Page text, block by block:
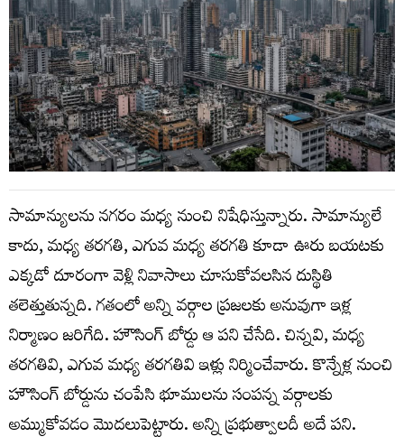
సామాన్యులను నగరం మధ్య నుంచి నిషేధిస్తున్నారు. సామాన్యులే
కాదు, మధ్య తరగతి, ఎగువ మధ్య తరగతి కూడా ఊరు బయటకు
ఎక్కడో దూరంగా వెళ్లి నివాసాలు చూసుకోవలసిన దుస్థితి
తలెత్తుతున్నది. గతంలో అన్ని వర్గాల ప్రజలకు అనువుగా ఇళ్ల
నిర్మాణం జరిగేది. హౌసింగ్ బోర్డు ఆ పని చేసేది. చిన్నవి, మధ్య
తరగతివి, ఎగువ మధ్య తరగతివి ఇళ్లు నిర్మించేవారు. కొన్నేళ్ల నుంచి
హౌసింగ్ బోర్డును చంపేసి భూములను సంపన్న వర్గాలకు
అమ్ముకోవడం మొదలుపెట్టారు. అన్ని ప్రభుత్వాలదీ అదే పని.